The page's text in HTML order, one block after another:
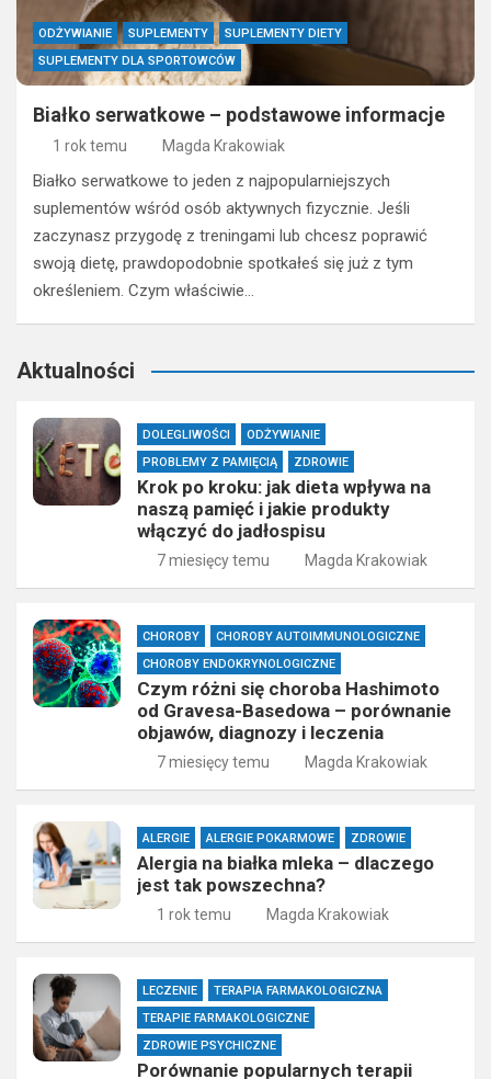
ODŻYWIANIE SUPLEMENTY
SUPLEMENTY DIETY
SUPLEMENTY DLA SPORTOWCÓW
Białko serwatkowe – podstawowe informacje
1 rok temu Magda Krakowiak
Białko serwatkowe to jeden z najpopularniejszych
suplementów wśród osób aktywnych fizycznie. Jeśli
zaczynasz przygodę z treningami lub chcesz poprawić
swoją dietę, prawdopodobnie spotkałeś się już z tym
określeniem. Czym właściwie…
Aktualności
DOLEGLIWOŚCI
ODŻYWIANIE
PROBLEMY Z PAMIĘCIĄ
ZDROWIE
Krok po kroku: jak dieta wpływa na
naszą pamięć i jakie produkty
włączyć do jadłospisu
7 miesięcy temu Magda Krakowiak
CHOROBY
CHOROBY AUTOIMMUNOLOGICZNE
CHOROBY ENDOKRYNOLOGICZNE
Czym różni się choroba Hashimoto
od Gravesa-Basedowa – porównanie
objawów, diagnozy i leczenia
7 miesięcy temu Magda Krakowiak
ALERGIE ALERGIE POKARMOWE ZDROWIE
Alergia na białka mleka – dlaczego
jest tak powszechna?
1 rok temu Magda Krakowiak
LECZENIE
TERAPIA FARMAKOLOGICZNA
TERAPIE FARMAKOLOGICZNE
ZDROWIE PSYCHICZNE
Porównanie popularnych terapii